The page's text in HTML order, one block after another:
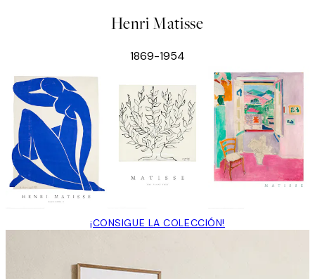
Henri Matisse
1869-1954
¡CONSIGUE LA COLECCIÓN!